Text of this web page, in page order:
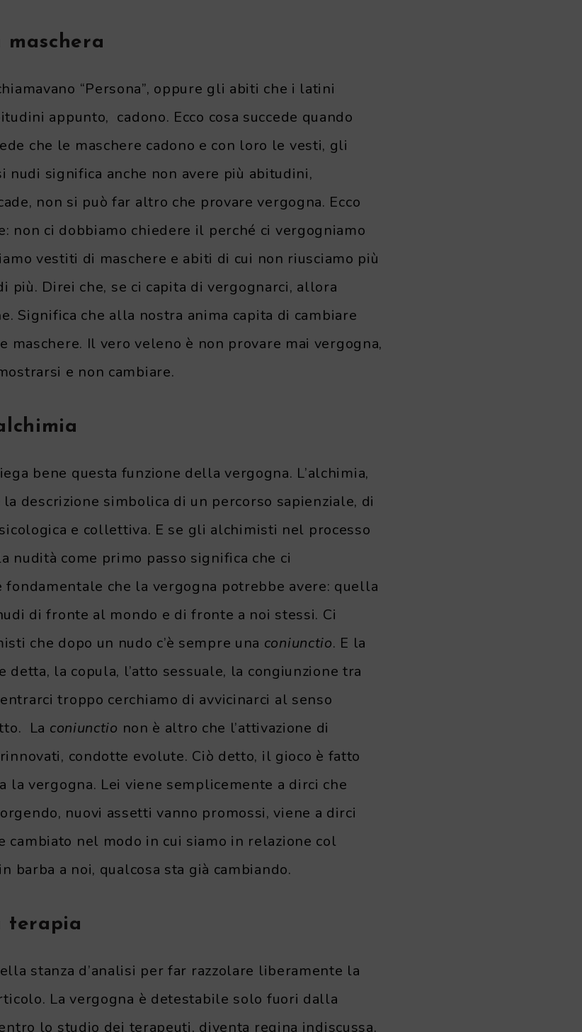
“Persona”, oppure gli abiti che i latini
appunto, cadono. Ecco cosa succede quando
che le maschere cadono e con loro le vesti, gli
nudi significa anche non avere più abitudini,
non si può far altro che provare vergogna. Ecco
non ci dobbiamo chiedere il perché ci vergogniamo
vestiti di maschere e abiti di cui non riusciamo più
più. Direi che, se ci capita di vergognarci, allora
Significa che alla nostra anima capita di cambiare
Il vero veleno è non provare mai vergogna,
e non cambiare.
bene questa funzione della vergogna. L’alchimia,
descrizione simbolica di un percorso sapienziale, di
e collettiva. E se gli alchimisti nel processo
nudità come primo passo significa che ci
fondamentale che la vergogna potrebbe avere: quella
di fronte al mondo e di fronte a noi stessi. Ci
che dopo un nudo c’è sempre una coniunctio. E la
detta, la copula, l’atto sessuale, la congiunzione tra
troppo cerchiamo di avvicinarci al senso
La coniunctio non è altro che l’attivazione di
condotte evolute. Ciò detto, il gioco è fatto
la vergogna. Lei viene semplicemente a dirci che
nuovi assetti vanno promossi, viene a dirci
cambiato nel modo in cui siamo in relazione col
barba a noi, qualcosa sta già cambiando.
terapia
stanza d’analisi per far razzolare liberamente la
La vergogna è detestabile solo fuori dalla
lo studio dei terapeuti, diventa regina indiscussa.